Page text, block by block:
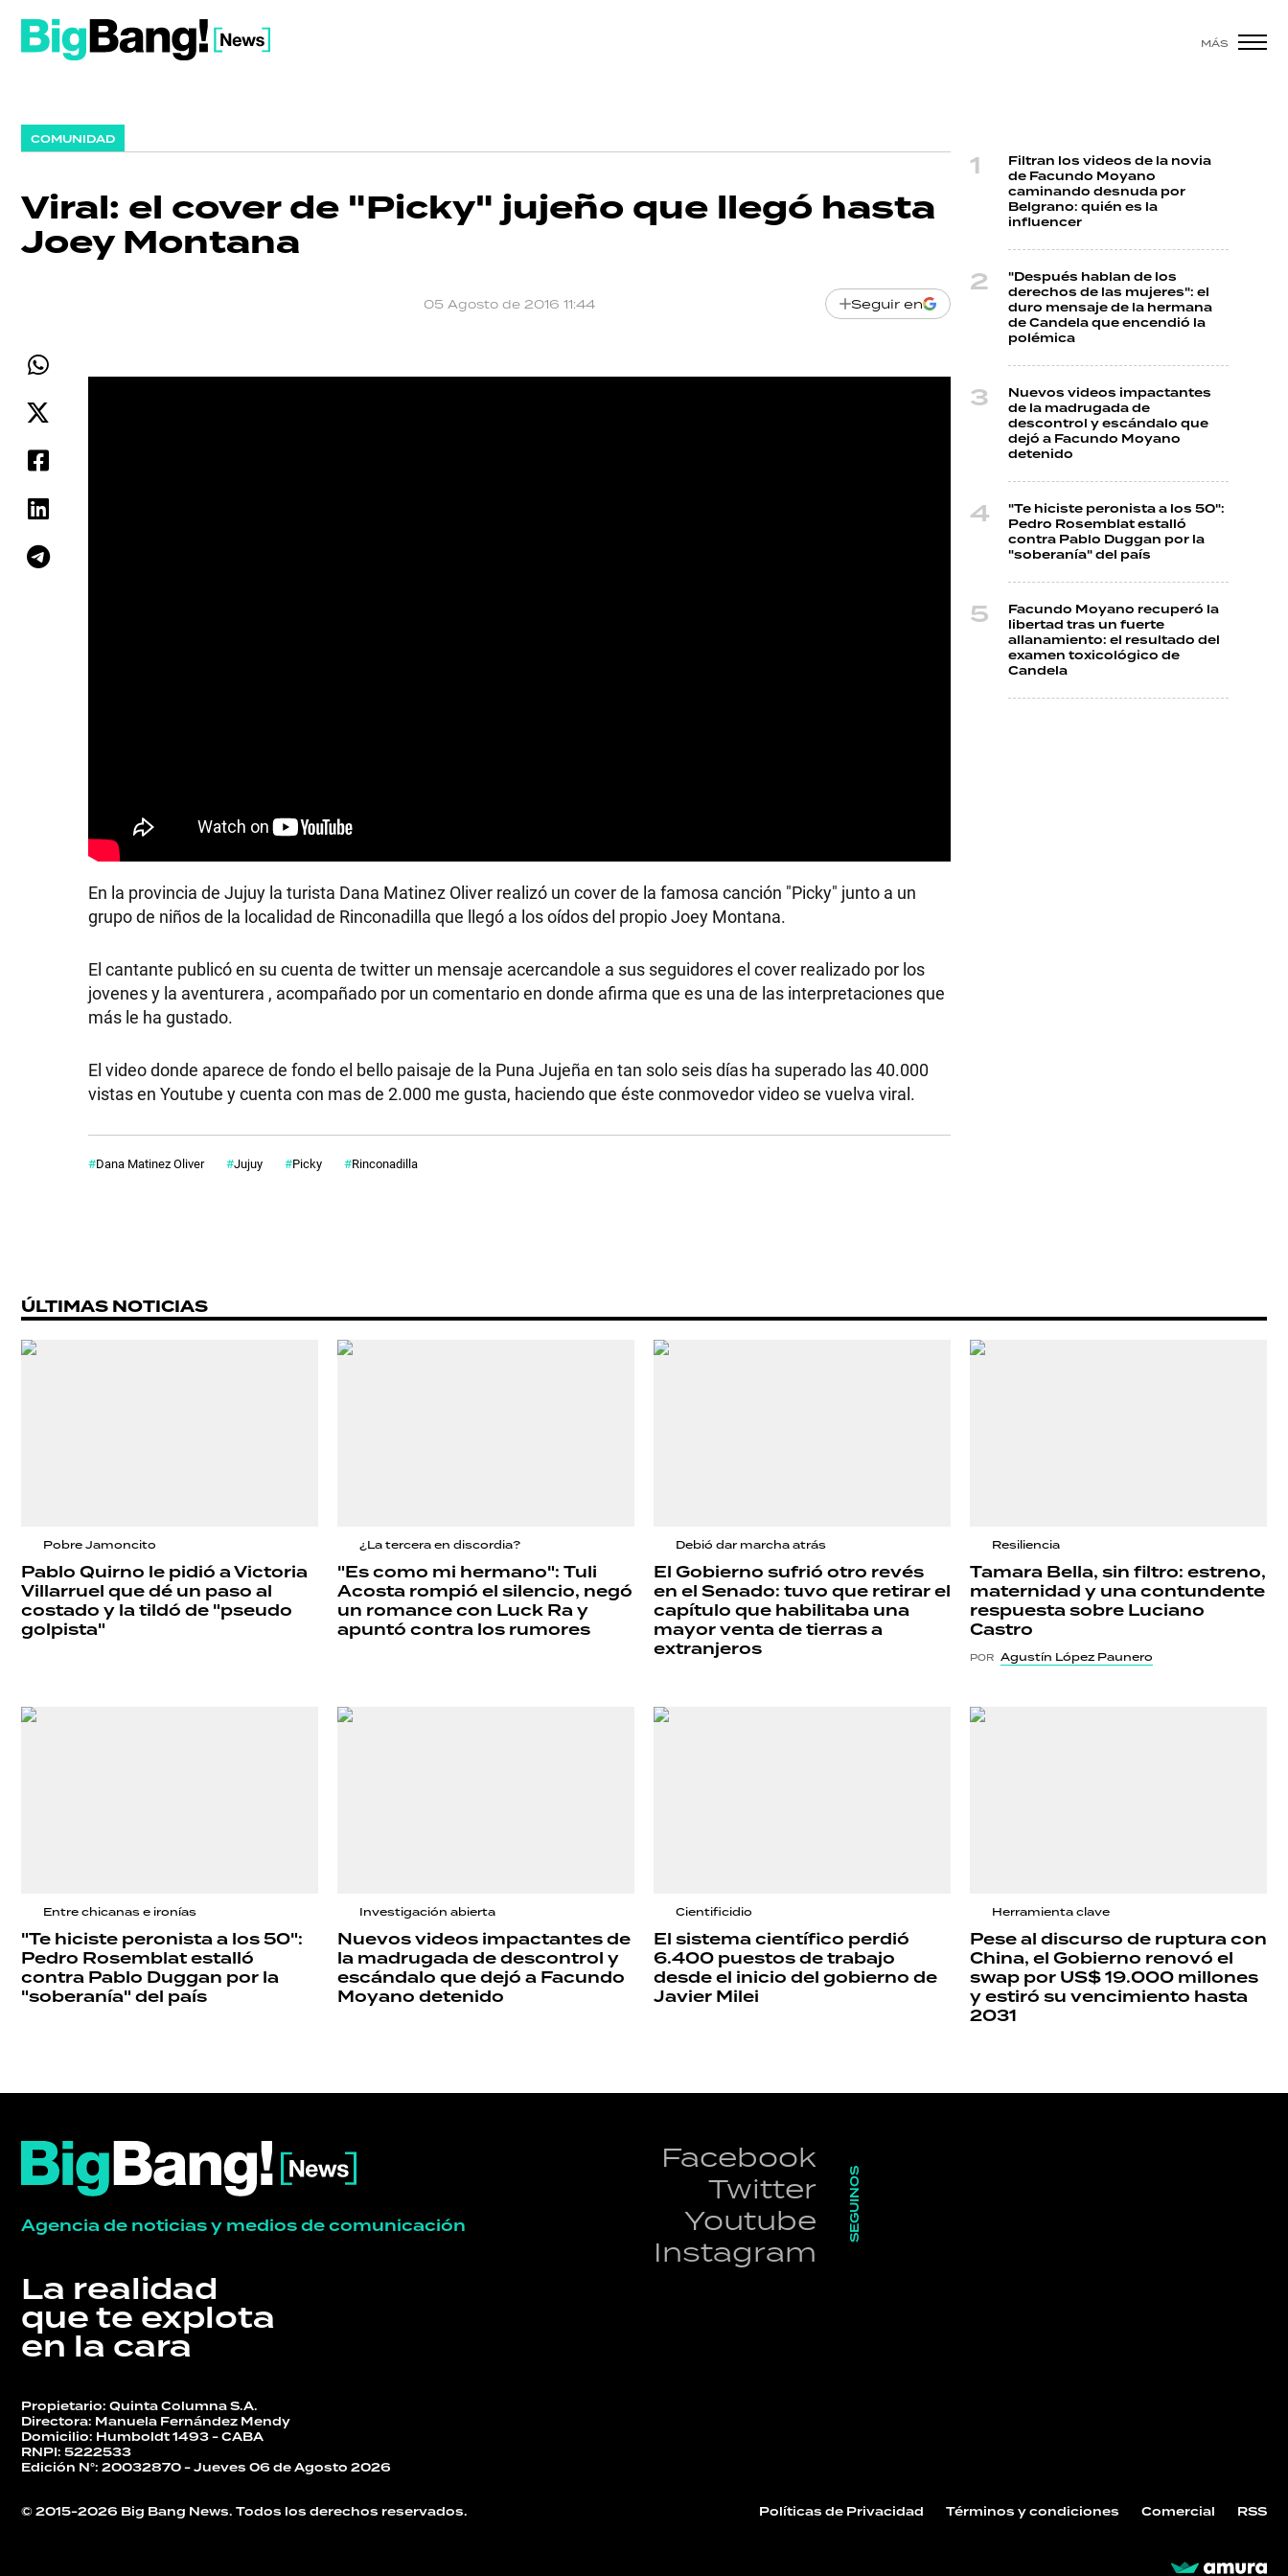
MÁS
COMUNIDAD
Viral: el cover de "Picky" jujeño que llegó hasta
Joey Montana
05 Agosto de 2016 11:44 Seguir en
En la provincia de Jujuy la turista Dana Matinez Oliver realizó un cover de la famosa canción "Picky" junto a un
grupo de niños de la localidad de Rinconadilla que llegó a los oídos del propio Joey Montana.
El cantante publicó en su cuenta de twitter un mensaje acercandole a sus seguidores el cover realizado por los
jovenes y la aventurera , acompañado por un comentario en donde afirma que es una de las interpretaciones que
más le ha gustado.
El video donde aparece de fondo el bello paisaje de la Puna Jujeña en tan solo seis días ha superado las 40.000
vistas en Youtube y cuenta con mas de 2.000 me gusta, haciendo que éste conmovedor video se vuelva viral.
Dana Matinez Oliver Jujuy Picky Rinconadilla
Filtran los videos de la novia
de Facundo Moyano
caminando desnuda por
Belgrano: quién es la
influencer
"Después hablan de los
derechos de las mujeres": el
duro mensaje de la hermana
de Candela que encendió la
polémica
Nuevos videos impactantes
de la madrugada de
descontrol y escándalo que
dejó a Facundo Moyano
detenido
"Te hiciste peronista a los 50":
Pedro Rosemblat estalló
contra Pablo Duggan por la
"soberanía" del país
Facundo Moyano recuperó la
libertad tras un fuerte
allanamiento: el resultado del
examen toxicológico de
Candela
ÚLTIMAS NOTICIAS
Pobre Jamoncito
Pablo Quirno le pidió a Victoria
Villarruel que dé un paso al
costado y la tildó de "pseudo
golpista"
¿La tercera en discordia?
"Es como mi hermano": Tuli
Acosta rompió el silencio, negó
un romance con Luck Ra y
apuntó contra los rumores
Debió dar marcha atrás
El Gobierno sufrió otro revés
en el Senado: tuvo que retirar el
capítulo que habilitaba una
mayor venta de tierras a
extranjeros
Resiliencia
Tamara Bella, sin filtro: estreno,
maternidad y una contundente
respuesta sobre Luciano
Castro
POR Agustín López Paunero
Entre chicanas e ironías
"Te hiciste peronista a los 50":
Pedro Rosemblat estalló
contra Pablo Duggan por la
"soberanía" del país
Investigación abierta
Nuevos videos impactantes de
la madrugada de descontrol y
escándalo que dejó a Facundo
Moyano detenido
Cientificidio
El sistema científico perdió
6.400 puestos de trabajo
desde el inicio del gobierno de
Javier Milei
Herramienta clave
Pese al discurso de ruptura con
China, el Gobierno renovó el
swap por US$ 19.000 millones
y estiró su vencimiento hasta
2031
Agencia de noticias y medios de comunicación
La realidad
que te explota
en la cara
Facebook
Twitter
Youtube
Instagram
SEGUINOS
Propietario: Quinta Columna S.A.
Directora: Manuela Fernández Mendy
Domicilio: Humboldt 1493 - CABA
RNPI: 5222533
Edición N°: 20032870 - Jueves 06 de Agosto 2026
© 2015-2026 Big Bang News. Todos los derechos reservados. Políticas de Privacidad Términos y condiciones Comercial RSS
SHOW
POLÍTICA
ECONOMÍA
SALUD
DEPORTES
PALABRAS
HORÓSCOPO